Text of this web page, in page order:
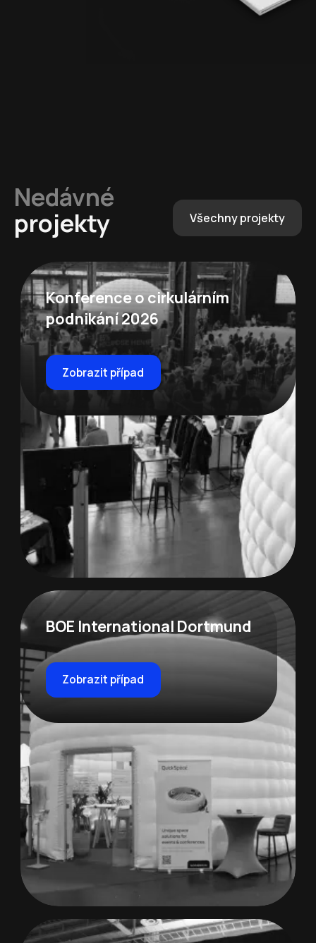
Nedávné
projekty
Všechny projekty
Konference o cirkulárním
podnikání 2026
Zobrazit případ
BOE International Dortmund
Zobrazit případ